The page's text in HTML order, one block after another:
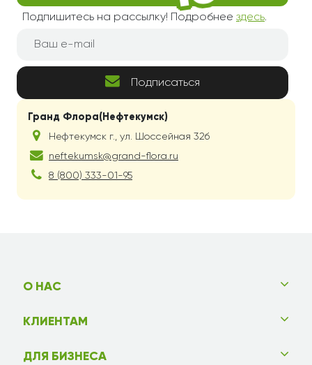
Гранд Флора(Нефтекумск)
Нефтекумск г. ул. Шоссейная 32б
neftekumsk@grand-flora.ru
8 (800) 333-01-95
Подпишитесь на рассылку! Подробнее здесь.
Подписаться
О НАС
КЛИЕНТАМ
ДЛЯ БИЗНЕСА